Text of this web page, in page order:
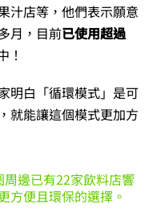
汁店等，他們表示願意
月，目前已使用超過
！
明白「循環模式」是可
就能讓這個模式更加方